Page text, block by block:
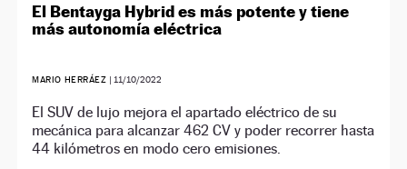
El Bentayga Hybrid es más potente y tiene
más autonomía eléctrica
MARIO HERRÁEZ | 11/10/2022
El SUV de lujo mejora el apartado eléctrico de su
mecánica para alcanzar 462 CV y poder recorrer hasta
44 kilómetros en modo cero emisiones.